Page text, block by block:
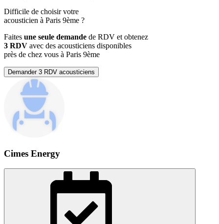
Difficile de choisir votre
acousticien à Paris 9ème ?
Faites une seule demande de RDV et obtenez
3 RDV avec des acousticiens disponibles
près de chez vous à Paris 9ème
Demander 3 RDV acousticiens
Cimes Energy